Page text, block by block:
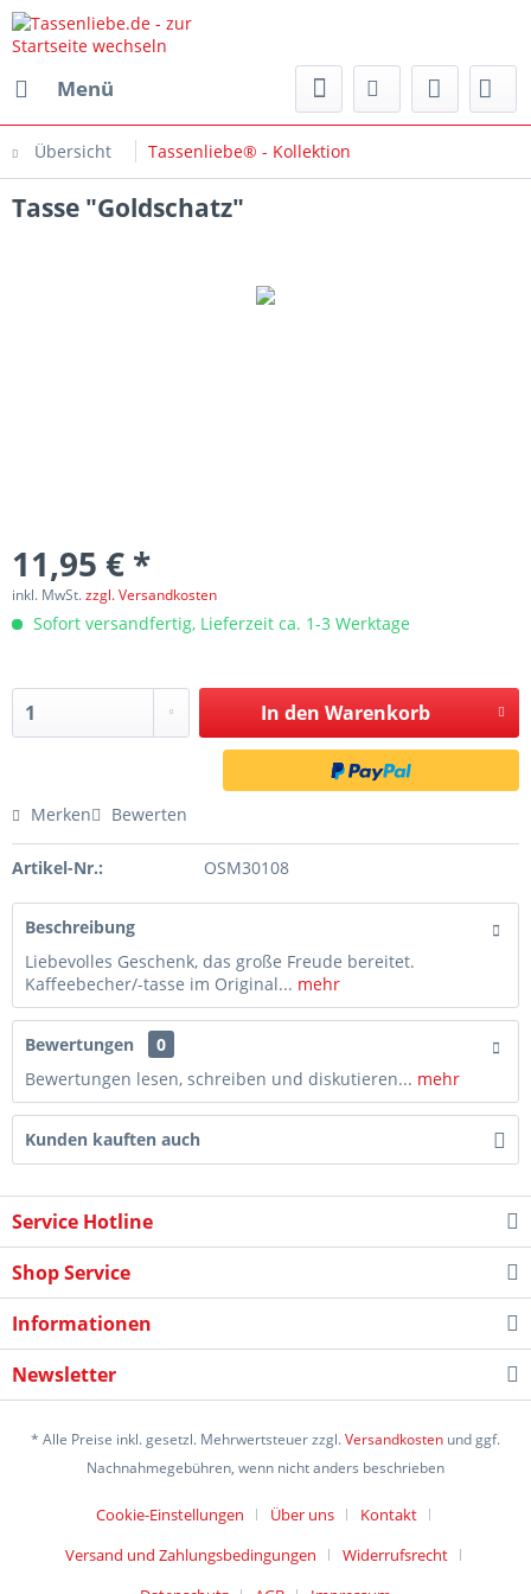
Menü
Übersicht Tassenliebe® - Kollektion
Tasse "Goldschatz"
11,95 € *
inkl. MwSt.zzgl. Versandkosten
Sofort versandfertig, Lieferzeit ca. 1-3 Werktage
In den Warenkorb
Merken Bewerten
Artikel-Nr.: OSM30108
Beschreibung
Liebevolles Geschenk, das große Freude bereitet.
Kaffeebecher/-tasse im Original... mehr
Bewertungen
0
Bewertungen lesen, schreiben und diskutieren... mehr
Kunden kauften auch
Service Hotline
Shop Service
Informationen
Newsletter
* Alle Preise inkl. gesetzl. Mehrwertsteuer zzgl.Versandkosten und ggf.
Nachnahmegebühren, wenn nicht anders beschrieben
Cookie-Einstellungen Über uns
Kontakt
Versand und Zahlungsbedingungen
Widerrufsrecht